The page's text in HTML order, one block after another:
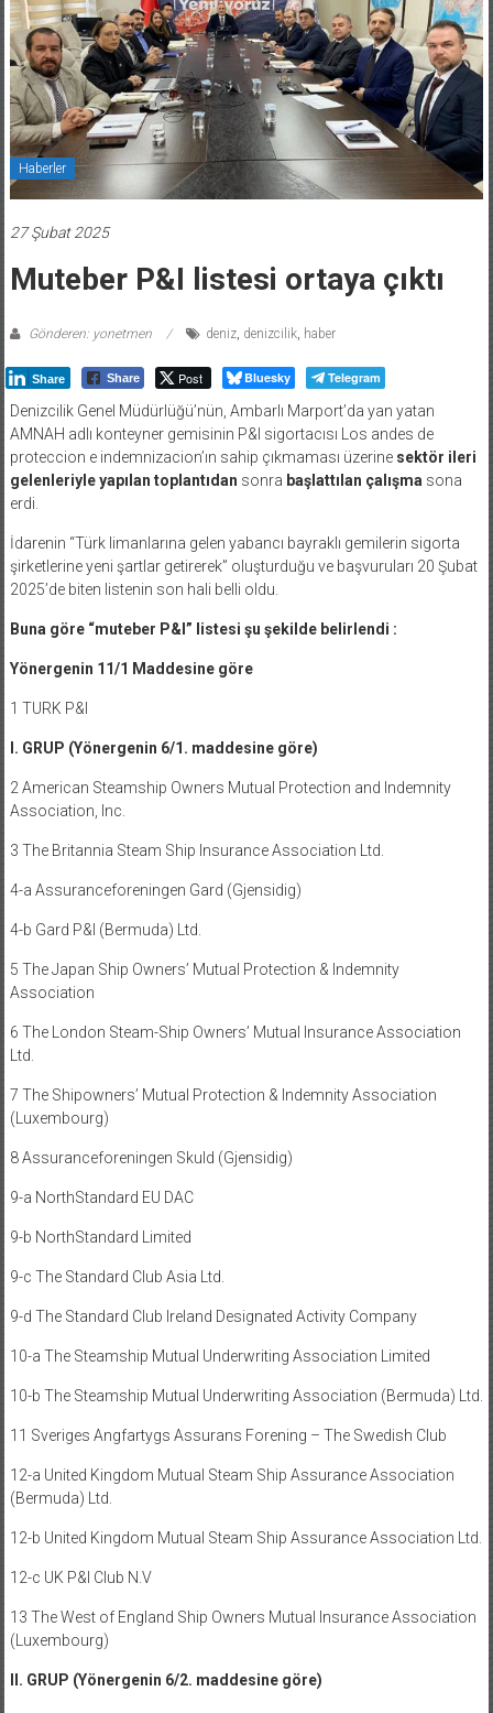
Haberler
27 Şubat 2025
Muteber P&I listesi ortaya çıktı
Gönderen: yonetmen deniz, denizcilik, haber
Share Share Post Bluesky Telegram
Denizcilik Genel Müdürlüğü’nün, Ambarlı Marport’da yan yatan
AMNAH adlı konteyner gemisinin P&I sigortacısı Los andes de
proteccion e indemnizacion’ın sahip çıkmaması üzerine sektör ileri
gelenleriyle yapılan toplantıdan sonra başlattılan çalışma sona
erdi.
İdarenin “Türk limanlarına gelen yabancı bayraklı gemilerin sigorta
şirketlerine yeni şartlar getirerek” oluşturduğu ve başvuruları 20 Şubat
2025’de biten listenin son hali belli oldu.
Buna göre “muteber P&I” listesi şu şekilde belirlendi :
Yönergenin 11/1 Maddesine göre
1 TURK P&I
I. GRUP (Yönergenin 6/1. maddesine göre)
2 American Steamship Owners Mutual Protection and Indemnity
Association, Inc.
3 The Britannia Steam Ship Insurance Association Ltd.
4-a Assuranceforeningen Gard (Gjensidig)
4-b Gard P&I (Bermuda) Ltd.
5 The Japan Ship Owners’ Mutual Protection & Indemnity
Association
6 The London Steam-Ship Owners’ Mutual Insurance Association
Ltd.
7 The Shipowners’ Mutual Protection & Indemnity Association
(Luxembourg)
8 Assuranceforeningen Skuld (Gjensidig)
9-a NorthStandard EU DAC
9-b NorthStandard Limited
9-c The Standard Club Asia Ltd.
9-d The Standard Club Ireland Designated Activity Company
10-a The Steamship Mutual Underwriting Association Limited
10-b The Steamship Mutual Underwriting Association (Bermuda) Ltd.
11 Sveriges Angfartygs Assurans Forening – The Swedish Club
12-a United Kingdom Mutual Steam Ship Assurance Association
(Bermuda) Ltd.
12-b United Kingdom Mutual Steam Ship Assurance Association Ltd.
12-c UK P&I Club N.V
13 The West of England Ship Owners Mutual Insurance Association
(Luxembourg)
II. GRUP (Yönergenin 6/2. maddesine göre)